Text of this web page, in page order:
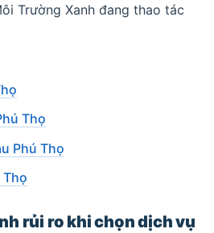
Trường Xanh đang thao tác
Thọ
Phú Thọ
Thọ
rủi ro khi chọn dịch vụ